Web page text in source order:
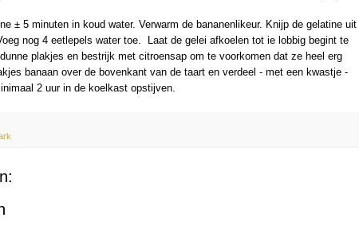
± 5 minuten in koud water. Verwarm de bananenlikeur. Knijp de gelatine uit
nog 4 eetlepels water toe. Laat de gelei afkoelen tot ie lobbig begint te
plakjes en bestrijk met citroensap om te voorkomen dat ze heel erg
banaan over de bovenkant van de taart en verdeel - met een kwastje -
2 uur in de koelkast opstijven.